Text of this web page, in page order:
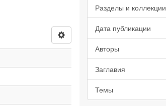
Разделы и коллекции
Дата публикации
Авторы
Заглавия
Темы